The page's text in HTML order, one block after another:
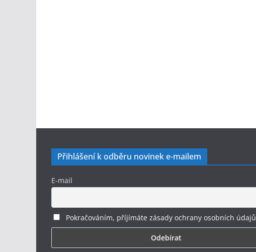
Přihlášení k odběru novinek e-mailem
E-mail
Pokračováním, příjímáte zásady ochrany osobních údajů